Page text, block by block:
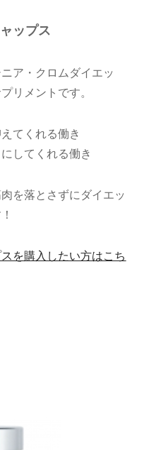
ップス
ア・クロムダイエッ
リメントです。
てくれる働き
してくれる働き
を落とさずにダイエッ
を購入したい方はこち